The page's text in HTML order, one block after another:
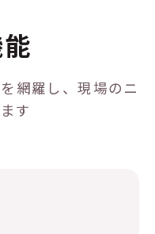
網羅し、現場のニ
す